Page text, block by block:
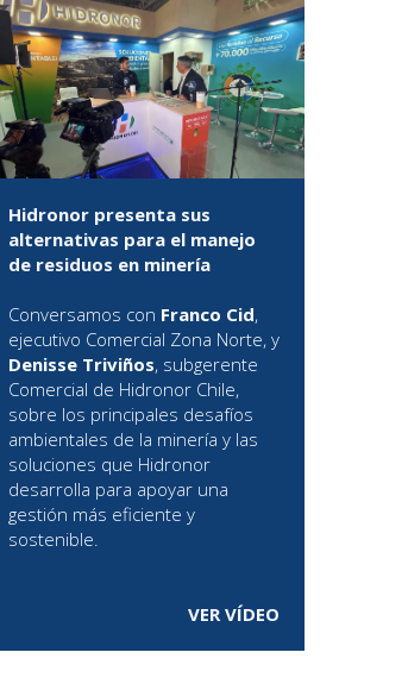
Hidronor presenta sus
alternativas para el manejo
de residuos en minería
Conversamos con Franco Cid,
ejecutivo Comercial Zona Norte, y
Denisse Triviños, subgerente
Comercial de Hidronor Chile,
sobre los principales desafíos
ambientales de la minería y las
soluciones que Hidronor
desarrolla para apoyar una
gestión más eficiente y
sostenible.
VER VÍDEO